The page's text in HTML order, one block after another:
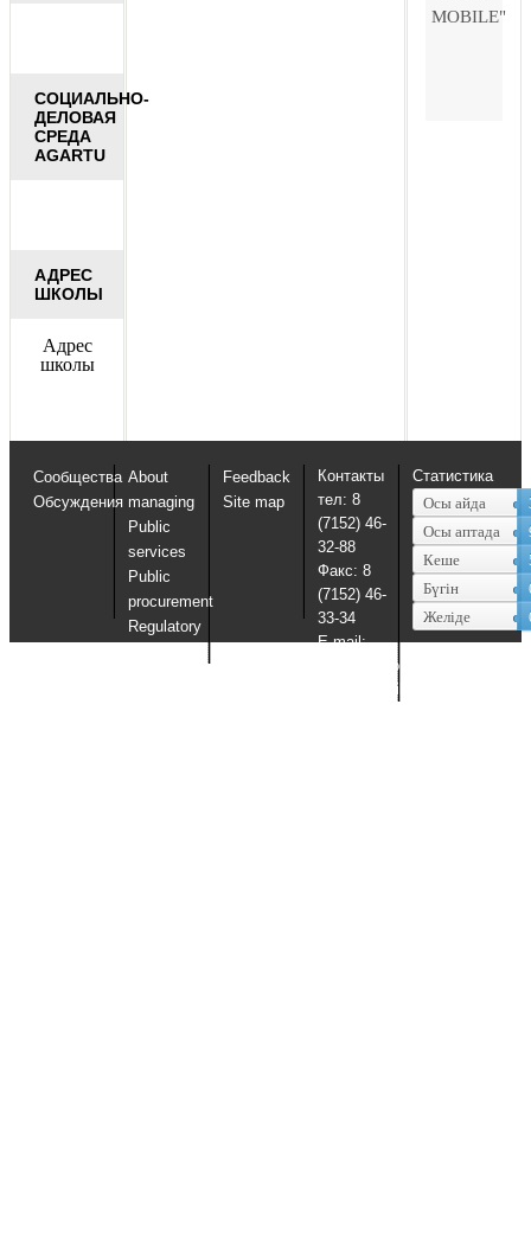
СОЦИАЛЬНО-
ДЕЛОВАЯ
СРЕДА
AGARTU
АДРЕС
ШКОЛЫ
Адрес
школы
MOBILE"
Сообщества
Обсуждения
About
managing
Public
services
Public
procurement
Regulatory
Feedback
Site map
Контакты
тел: 8
(7152) 46-
32-88
Факс: 8
(7152) 46-
33-34
E-mail:
uosko@sko.kz,
uosko@mail.ru
Статистика
Осы айда
Осы аптада
Кеше
Бүгін
Желіде